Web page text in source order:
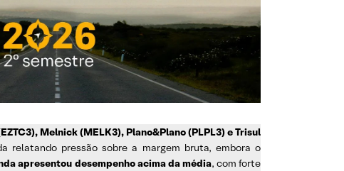
Melnick (MELK3), Plano&Plano (PLPL3) e Trisul
relatando pressão sobre a margem bruta, embora o
apresentou desempenho acima da média, com forte